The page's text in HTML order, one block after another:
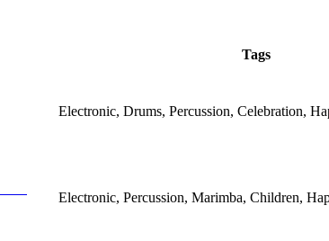
Tags
Electronic, Drums, Percussion, Celebration,
Electronic, Percussion, Marimba, Children,